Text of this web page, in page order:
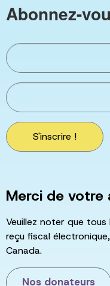
Abonnez-
S'inscrire !
Merci de
Veuillez noter que
reçu fiscal
Canada.
Nos donateurs